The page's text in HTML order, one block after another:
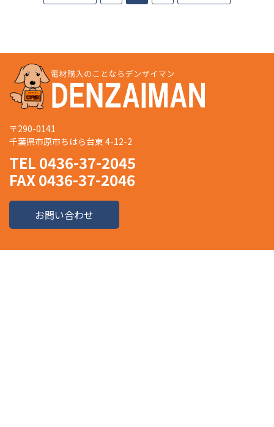
〒290-0141
千葉県市原市ちはら台東 4-12-2
TEL 0436-37-2045
FAX 0436-37-2046
お問い合わせ